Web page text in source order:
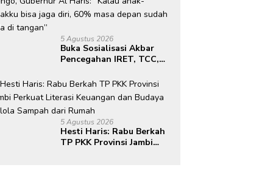
5 Agustus 2026
Buka Sosialisasi Akbar
Pencegahan IRET, TCC,
Narkoba di Bungo,
Gubernur Al Haris: “Kalau
anak-anakku bisa jaga
diri, 60% masa depan
sudah ada di tangan”
5 Agustus 2026
Hesti Haris: Rabu Berkah
TP PKK Provinsi Jambi